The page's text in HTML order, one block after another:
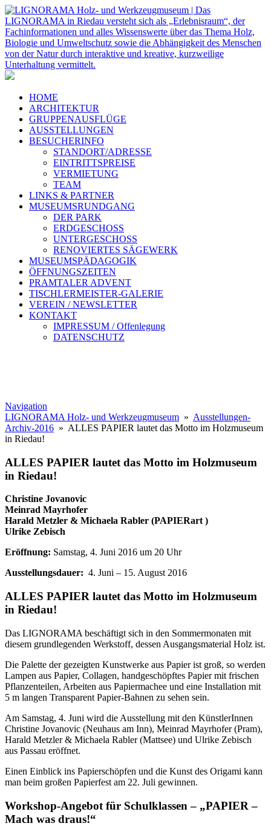
HOME
ARCHITEKTUR
GRUPPENAUSFLÜGE
AUSSTELLUNGEN
BESUCHERINFO
STANDORT/ADRESSE
EINTRITTSPREISE
VERMIETUNG
TEAM
LINKS & PARTNER
MUSEUMSRUNDGANG
DER PARK
ERDGESCHOSS
UNTERGESCHOSS
RENOVIERTES SÄGEWERK
MUSEUMSPÄDAGOGIK
ÖFFNUNGSZEITEN
PRAMTALER ADVENT
TISCHLERMEISTER-GALERIE
VEREIN / NEWSLETTER
KONTAKT
IMPRESSUM / Offenlegung
DATENSCHUTZ
Navigation
LIGNORAMA Holz- und Werkzeugmuseum » Ausstellungen-
Archiv-2016 » ALLES PAPIER lautet das Motto im Holzmuseum
in Riedau!
ALLES PAPIER lautet das Motto im Holzmuseum
in Riedau!
Christine Jovanovic
Meinrad Mayrhofer
Harald Metzler & Michaela Rabler (PAPIERart )
Ulrike Zebisch
Eröffnung: Samstag, 4. Juni 2016 um 20 Uhr
Ausstellungsdauer: 4. Juni – 15. August 2016
ALLES PAPIER lautet das Motto im Holzmuseum
in Riedau!
Das LIGNORAMA beschäftigt sich in den Sommermonaten mit
diesem grundlegenden Werkstoff, dessen Ausgangsmaterial Holz ist.
Die Palette der gezeigten Kunstwerke aus Papier ist groß, so werden
Lampen aus Papier, Collagen, handgeschöpftes Papier mit frischen
Pflanzenteilen, Arbeiten aus Papiermachee und eine Installation mit
5 m langen Transparent Papier-Bahnen zu sehen sein.
Am Samstag, 4. Juni wird die Ausstellung mit den KünstlerInnen
Christine Jovanovic (Neuhaus am Inn), Meinrad Mayrhofer (Pram),
Harald Metzler & Michaela Rabler (Mattsee) und Ulrike Zebisch
aus Passau eröffnet.
Einen Einblick ins Papierschöpfen und die Kunst des Origami kann
man beim großen Papierfest am 22. Juli gewinnen.
Workshop-Angebot für Schulklassen – „PAPIER –
Mach was draus!“